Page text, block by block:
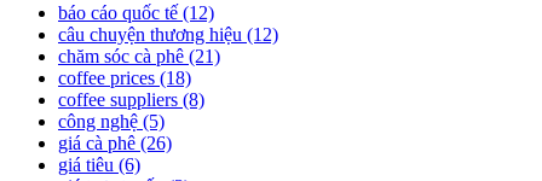
báo cáo quốc tế (12)
câu chuyện thương hiệu (12)
chăm sóc cà phê (21)
coffee prices (18)
coffee suppliers (8)
công nghệ (5)
giá cà phê (26)
giá tiêu (6)